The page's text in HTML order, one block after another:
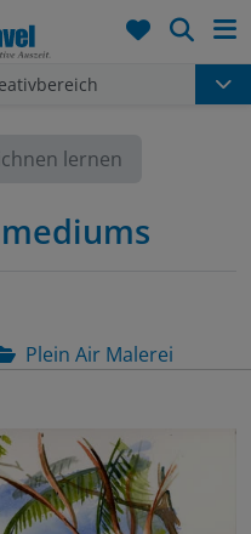
lernen
Plein Air Malerei